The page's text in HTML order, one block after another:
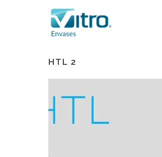
HTL 2